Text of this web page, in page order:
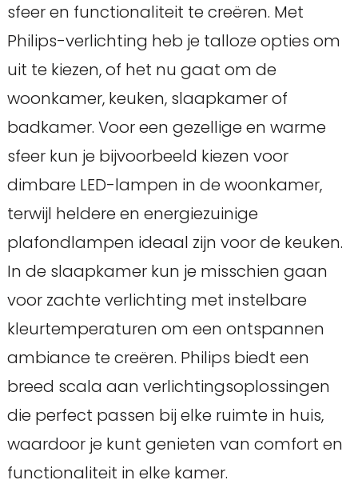
sfeer en functionaliteit te creëren. Met
Philips-verlichting heb je talloze opties om
uit te kiezen, of het nu gaat om de
woonkamer, keuken, slaapkamer of
badkamer. Voor een gezellige en warme
sfeer kun je bijvoorbeeld kiezen voor
dimbare LED-lampen in de woonkamer,
terwijl heldere en energiezuinige
plafondlampen ideaal zijn voor de keuken.
In de slaapkamer kun je misschien gaan
voor zachte verlichting met instelbare
kleurtemperaturen om een ontspannen
ambiance te creëren. Philips biedt een
breed scala aan verlichtingsoplossingen
die perfect passen bij elke ruimte in huis,
waardoor je kunt genieten van comfort en
functionaliteit in elke kamer.